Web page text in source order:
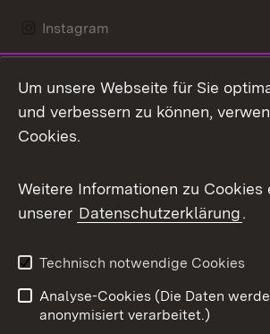
Instagram
Mastodon
Messenger
Social Wall
X / Twitter
Youtube
Um unsere Webseite für Sie
und verbessern zu können,
Cookies.
Weitere Informationen zu Cookies
unserer Datenschutzerklärung.
Technisch notwendige Cookies
Analyse-Cookies (Die Daten
anonymisiert verarbeitet.)